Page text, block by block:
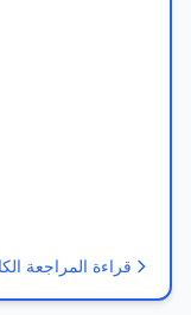
قراءة المراجعة